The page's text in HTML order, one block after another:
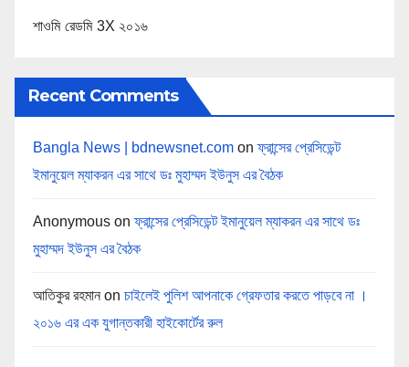
শাওমি রেডমি 3X ২০১৬
Recent Comments
Bangla News | bdnewsnet.com onফ্রান্সের প্রেসিডেন্ট
ইমানুয়েল ম্যাকরন এর সাথে ডঃ মুহাম্মদ ইউনুস এর বৈঠক
Anonymous onফ্রান্সের প্রেসিডেন্ট ইমানুয়েল ম্যাকরন এর সাথে ডঃ
মুহাম্মদ ইউনুস এর বৈঠক
আতিকুর রহমান on চাইলেই পুলিশ আপনাকে গ্রেফতার করতে পাড়বে না ।
২০১৬ এর এক যুগান্তকারী হাইকোর্টের রুল